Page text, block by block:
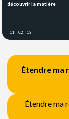
découvrir la matière
C1 C2 C3
Étendre ma
Étendre ma